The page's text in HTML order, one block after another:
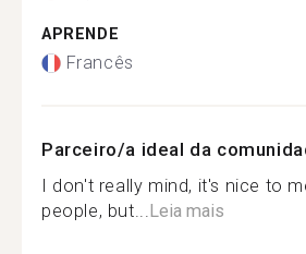
APRENDE
Francês
Parceiro/a ideal da
I don't really mind, it's nice to
people, but...Leia mais